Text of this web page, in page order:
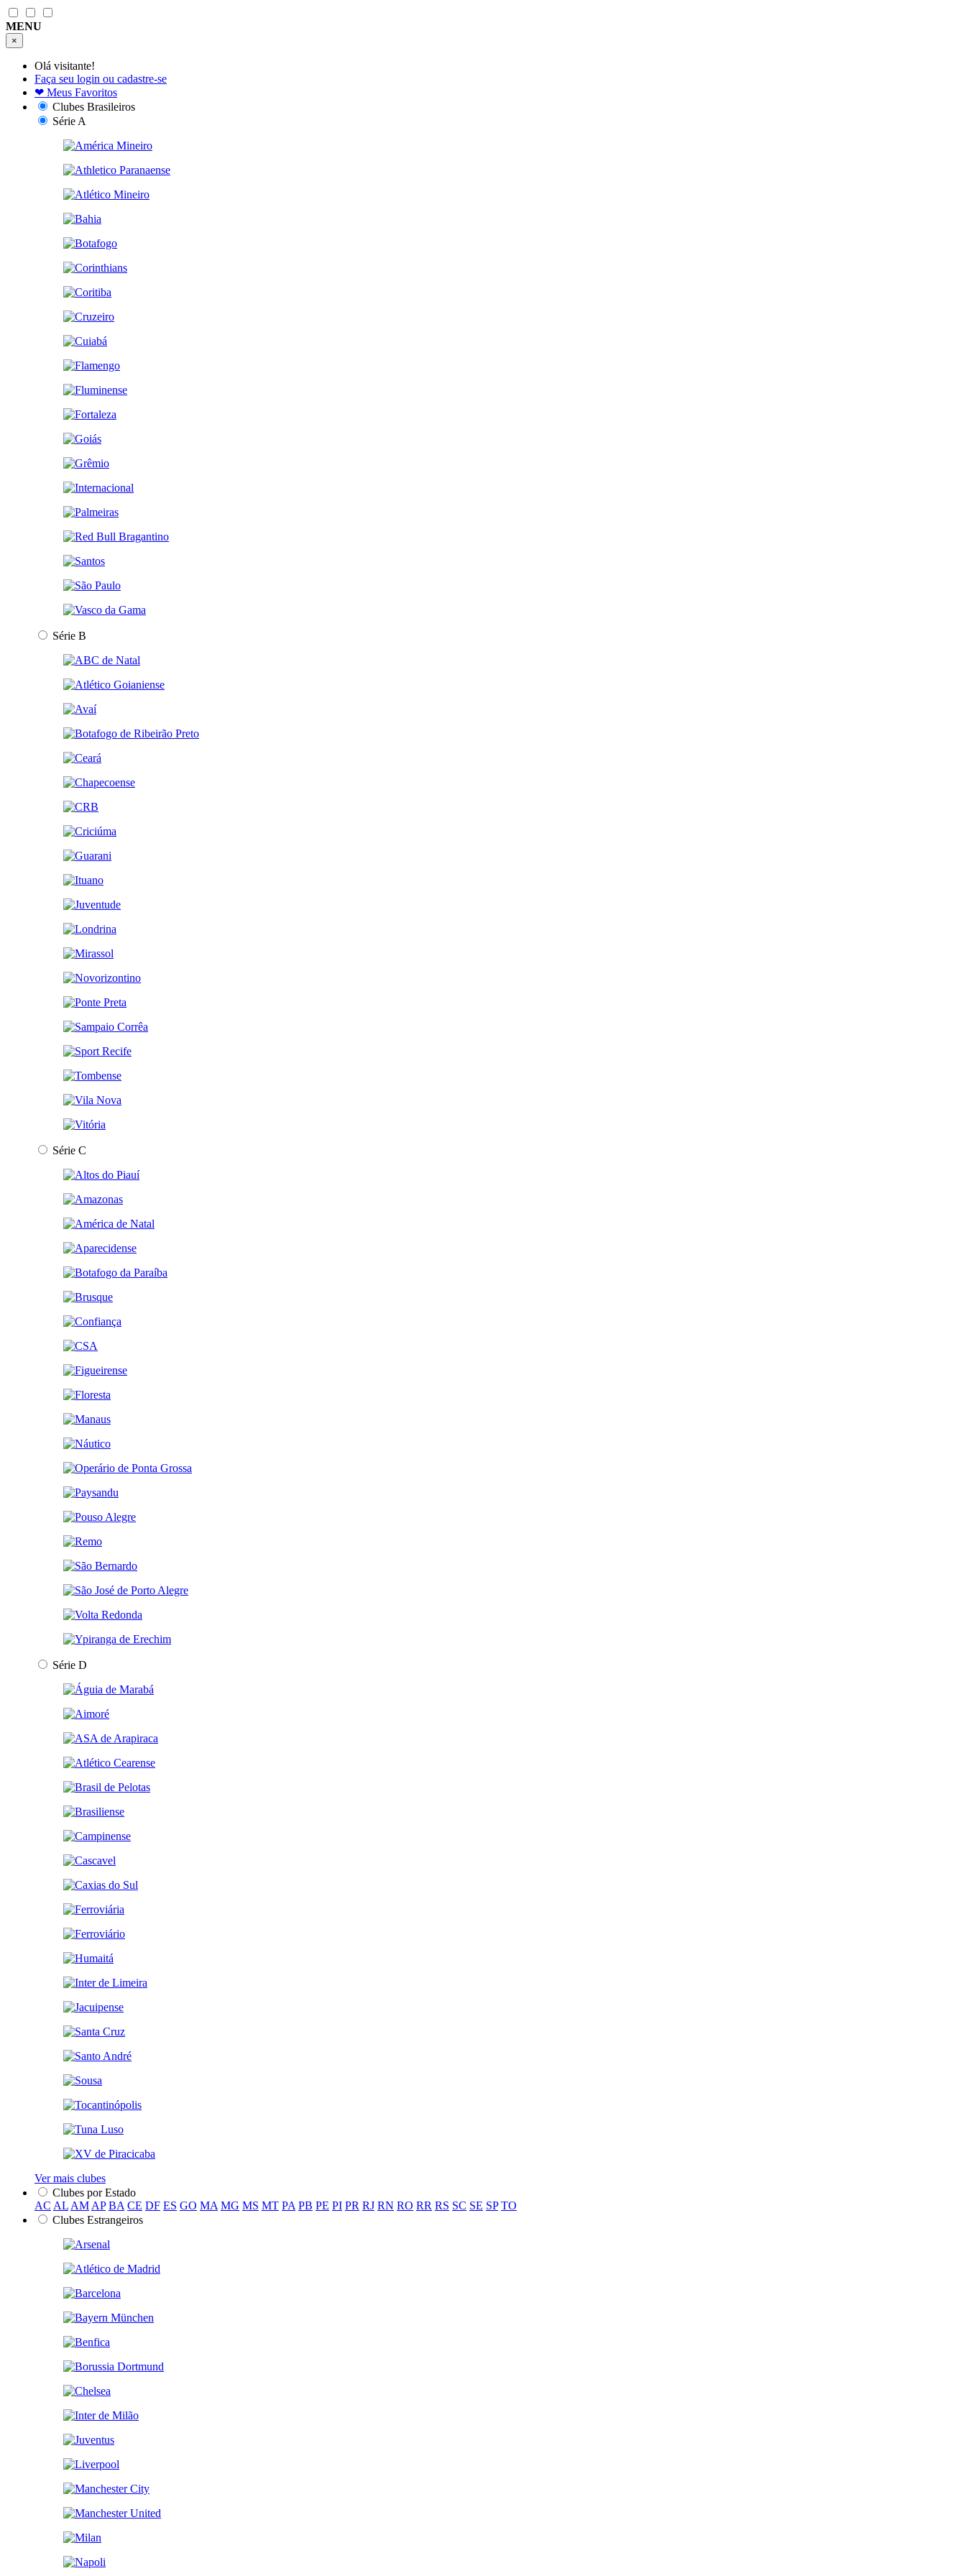
MENU
×
Olá visitante!
Faça seu login ou cadastre-se
❤ Meus Favoritos
Clubes Brasileiros
Série A
Série B
Série C
Série D
Ver mais clubes
Clubes por Estado
AC AL AM AP BA CE DF ES GO MA MG MS MT PA PB PE PI PR RJ RN RO RR RS SC SE SP TO
Clubes Estrangeiros